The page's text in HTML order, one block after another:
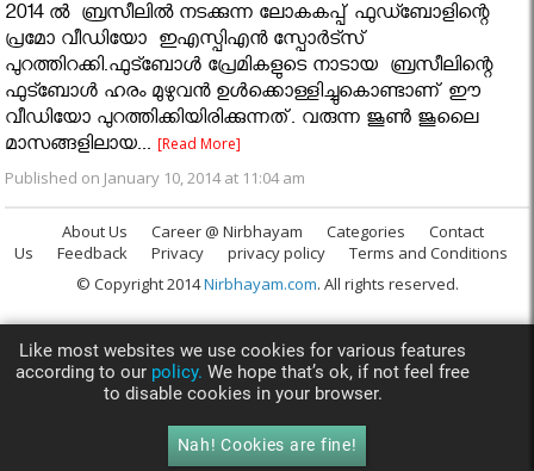
2014 ൽ ബ്രസീലില്‍ നടക്കുന്ന ലോകകപ്പ് ഫുഡ്ബോളിന്റെ
പ്രമോ വീഡിയോ ഇഎസ്പിഎന്‍ സ്പോര്‍ട്സ്
പുറത്തിറക്കി.ഫുട്ബോൾ പ്രേമികളുടെ നാടായ ബ്രസീലിന്റെ
ഫുട്ബോള്‍ ഹരം മുഴുവന്‍ ഉൾക്കൊള്ളിച്ചുകൊണ്ടാണ് ഈ
വീഡിയോ പുറത്തിക്കിയിരിക്കുന്നത്. വരുന്ന ജൂണ്‍ ജൂലൈ
മാസങ്ങളിലായ...[Read More]
Published on January 10, 2014 at 11:04 am
About Us Career @ Nirbhayam Categories
Contact
Us
Feedback Privacy privacy policy
Terms and Conditions
© Copyright 2014Nirbhayam.com. All rights reserved.
Like most websites we use cookies for various features
according to our policy. We hope that’s ok, if not feel free
to disable cookies in your browser.
Nah! Cookies are fine!